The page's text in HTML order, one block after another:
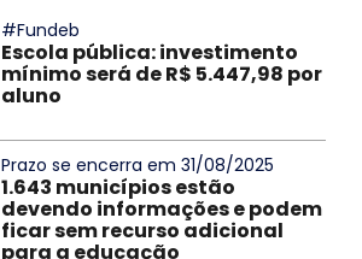
#Fundeb
Escola pública: investimento
mínimo será de R$ 5.447,98 por
aluno
Prazo se encerra em 31/08/2025
1.643 municípios estão
devendo informações e podem
ficar sem recurso adicional
para a educação